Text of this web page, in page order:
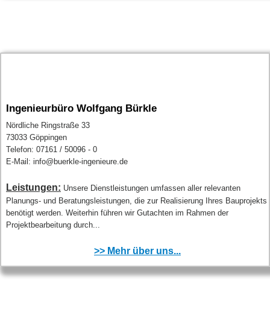
Ingenieurbüro Wolfgang Bürkle
Nördliche Ringstraße 33
73033 Göppingen
Telefon: 07161 / 50096 - 0
E-Mail: info@buerkle-ingenieure.de
Leistungen: Unsere Dienstleistungen umfassen aller relevanten
Planungs- und Beratungsleistungen, die zur Realisierung Ihres Bauprojekts
benötigt werden. Weiterhin führen wir Gutachten im Rahmen der
Projektbearbeitung durch...
>> Mehr über uns...